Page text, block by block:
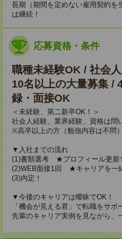
長期（期間を定めない雇用契約を
は継続！
応募資格・条件
職種未経験OK / 社会
10名以上の大量募集 /
録・面接OK
＜未経験、第二新卒OK！＞
社会人経験、業界経験、資格は問
※高卒以上の方（勉強内容は不問）
▼入社までの流れ
(1)書類選考 ★プロフィール更新
(2)WEB面接1回 ★キャリアを一
(3)内定！
▼今後のキャリアは曖昧でOK！
「機会が見える君」で転職をサポ
先輩のキャリア実例を見ながら、